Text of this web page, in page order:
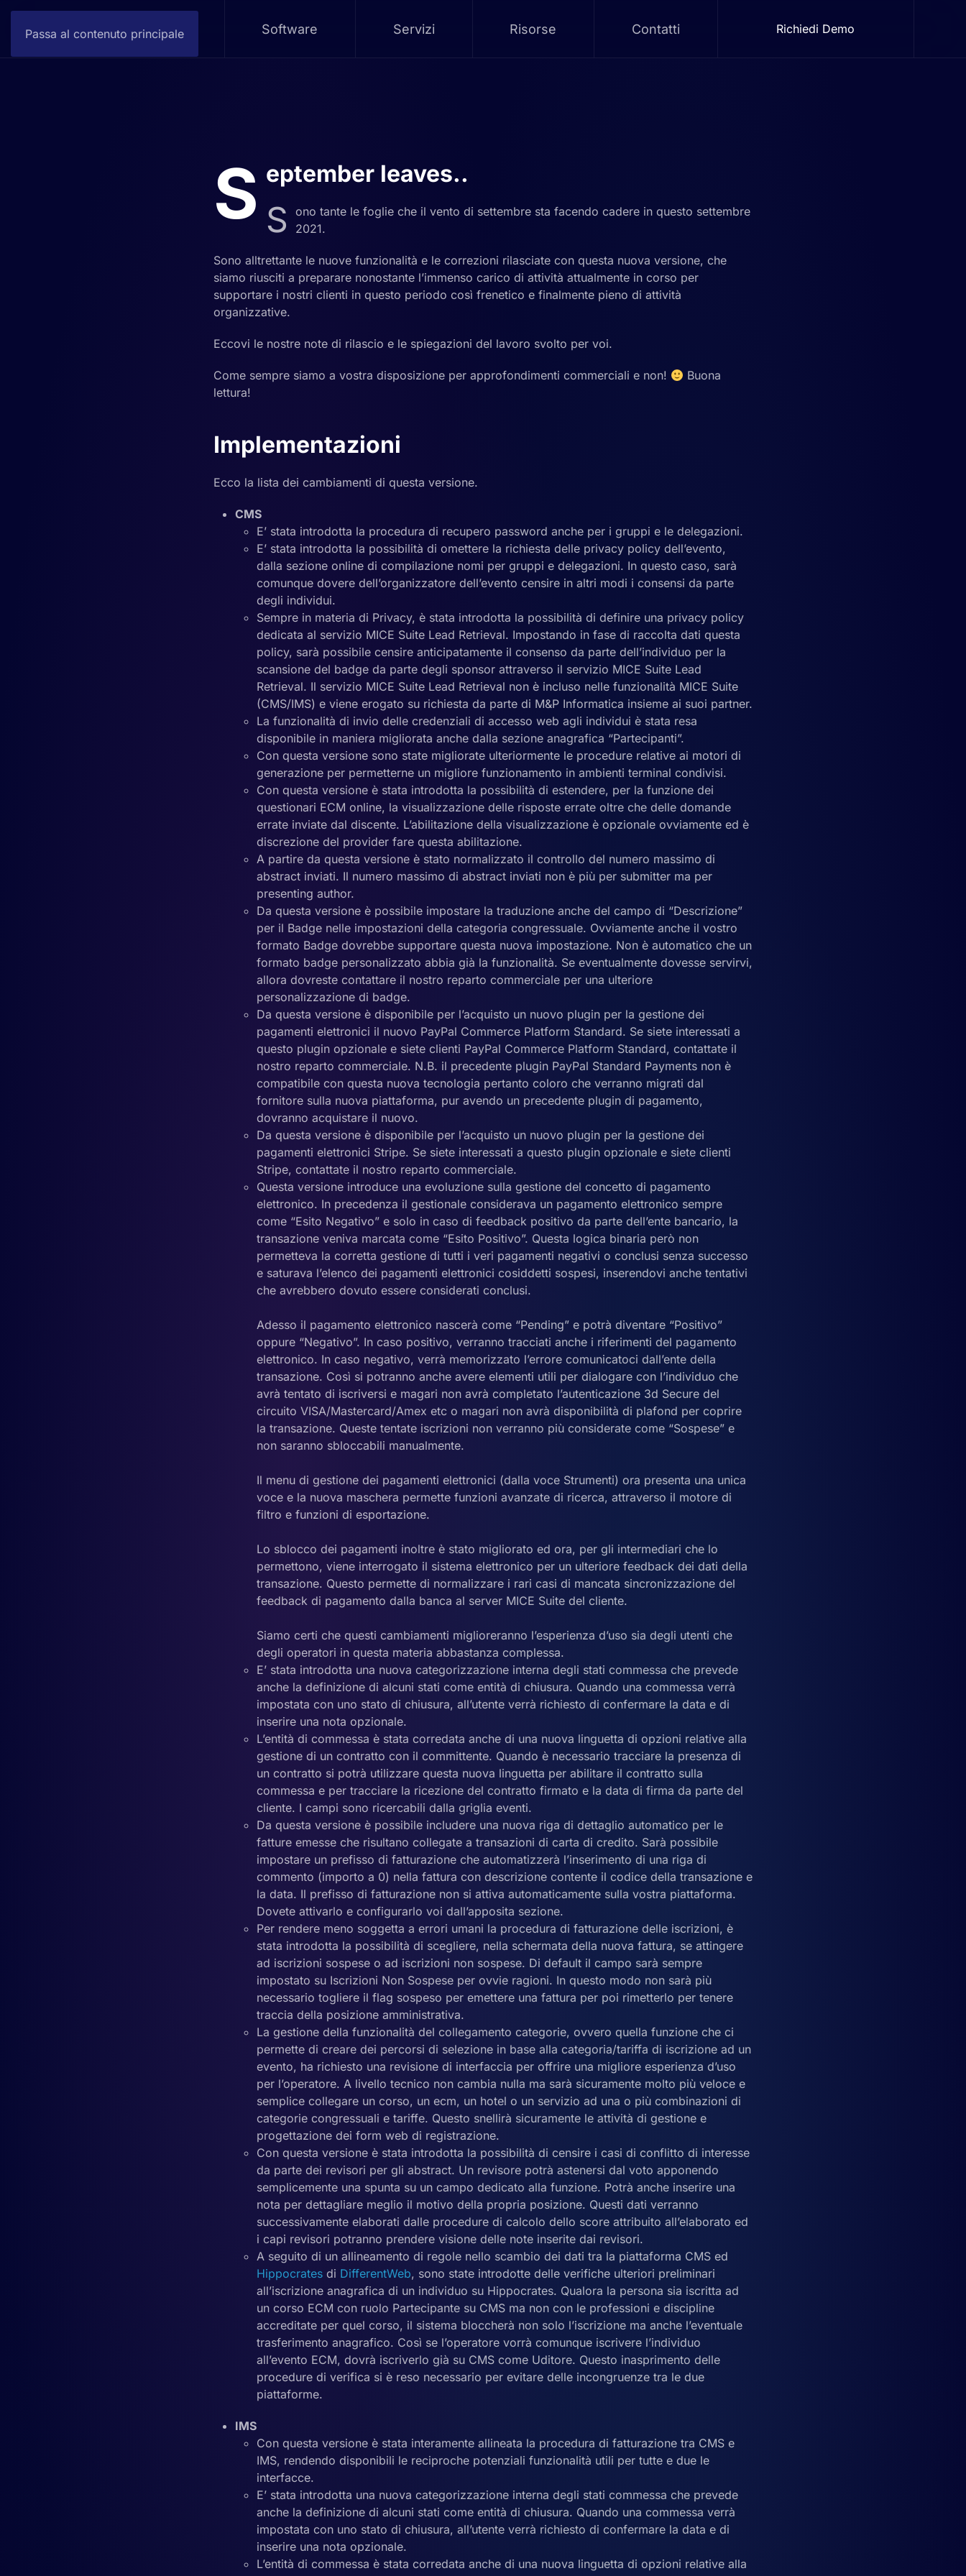
Passa al contenuto principale Software Servizi Risorse Contatti Richiedi Demo
S eptember leaves..
S
ono tante le foglie che il vento di settembre sta facendo cadere in questo settembre
2021.
Sono alltrettante le nuove funzionalità e le correzioni rilasciate con questa nuova versione, che
siamo riusciti a preparare nonostante l’immenso carico di attività attualmente in corso per
supportare i nostri clienti in questo periodo così frenetico e finalmente pieno di attività
organizzative.
Eccovi le nostre note di rilascio e le spiegazioni del lavoro svolto per voi.
Come sempre siamo a vostra disposizione per approfondimenti commerciali e non!
Buona
lettura!
Implementazioni
Ecco la lista dei cambiamenti di questa versione.
CMS
E’ stata introdotta la procedura di recupero password anche per i gruppi e le delegazioni.
E’ stata introdotta la possibilità di omettere la richiesta delle privacy policy dell’evento,
dalla sezione online di compilazione nomi per gruppi e delegazioni. In questo caso, sarà
comunque dovere dell’organizzatore dell’evento censire in altri modi i consensi da parte
degli individui.
Sempre in materia di Privacy, è stata introdotta la possibilità di definire una privacy policy
dedicata al servizio MICE Suite Lead Retrieval. Impostando in fase di raccolta dati questa
policy, sarà possibile censire anticipatamente il consenso da parte dell’individuo per la
scansione del badge da parte degli sponsor attraverso il servizio MICE Suite Lead
Retrieval. Il servizio MICE Suite Lead Retrieval non è incluso nelle funzionalità MICE Suite
(CMS/IMS) e viene erogato su richiesta da parte di M&P Informatica insieme ai suoi partner.
La funzionalità di invio delle credenziali di accesso web agli individui è stata resa
disponibile in maniera migliorata anche dalla sezione anagrafica “Partecipanti”.
Con questa versione sono state migliorate ulteriormente le procedure relative ai motori di
generazione per permetterne un migliore funzionamento in ambienti terminal condivisi.
Con questa versione è stata introdotta la possibilità di estendere, per la funzione dei
questionari ECM online, la visualizzazione delle risposte errate oltre che delle domande
errate inviate dal discente. L’abilitazione della visualizzazione è opzionale ovviamente ed è
discrezione del provider fare questa abilitazione.
A partire da questa versione è stato normalizzato il controllo del numero massimo di
abstract inviati. Il numero massimo di abstract inviati non è più per submitter ma per
presenting author.
Da questa versione è possibile impostare la traduzione anche del campo di “Descrizione”
per il Badge nelle impostazioni della categoria congressuale. Ovviamente anche il vostro
formato Badge dovrebbe supportare questa nuova impostazione. Non è automatico che un
formato badge personalizzato abbia già la funzionalità. Se eventualmente dovesse servirvi,
allora dovreste contattare il nostro reparto commerciale per una ulteriore
personalizzazione di badge.
Da questa versione è disponibile per l’acquisto un nuovo plugin per la gestione dei
pagamenti elettronici il nuovo PayPal Commerce Platform Standard. Se siete interessati a
questo plugin opzionale e siete clienti PayPal Commerce Platform Standard, contattate il
nostro reparto commerciale. N.B. il precedente plugin PayPal Standard Payments non è
compatibile con questa nuova tecnologia pertanto coloro che verranno migrati dal
fornitore sulla nuova piattaforma, pur avendo un precedente plugin di pagamento,
dovranno acquistare il nuovo.
Da questa versione è disponibile per l’acquisto un nuovo plugin per la gestione dei
pagamenti elettronici Stripe. Se siete interessati a questo plugin opzionale e siete clienti
Stripe, contattate il nostro reparto commerciale.
Questa versione introduce una evoluzione sulla gestione del concetto di pagamento
elettronico. In precedenza il gestionale considerava un pagamento elettronico sempre
come “Esito Negativo” e solo in caso di feedback positivo da parte dell’ente bancario, la
transazione veniva marcata come “Esito Positivo”. Questa logica binaria però non
permetteva la corretta gestione di tutti i veri pagamenti negativi o conclusi senza successo
e saturava l’elenco dei pagamenti elettronici cosiddetti sospesi, inserendovi anche tentativi
che avrebbero dovuto essere considerati conclusi.
Adesso il pagamento elettronico nascerà come “Pending” e potrà diventare “Positivo”
oppure “Negativo”. In caso positivo, verranno tracciati anche i riferimenti del pagamento
elettronico. In caso negativo, verrà memorizzato l’errore comunicatoci dall’ente della
transazione. Così si potranno anche avere elementi utili per dialogare con l’individuo che
avrà tentato di iscriversi e magari non avrà completato l’autenticazione 3d Secure del
circuito VISA/Mastercard/Amex etc o magari non avrà disponibilità di plafond per coprire
la transazione. Queste tentate iscrizioni non verranno più considerate come “Sospese” e
non saranno sbloccabili manualmente.
Il menu di gestione dei pagamenti elettronici (dalla voce Strumenti) ora presenta una unica
voce e la nuova maschera permette funzioni avanzate di ricerca, attraverso il motore di
filtro e funzioni di esportazione.
Lo sblocco dei pagamenti inoltre è stato migliorato ed ora, per gli intermediari che lo
permettono, viene interrogato il sistema elettronico per un ulteriore feedback dei dati della
transazione. Questo permette di normalizzare i rari casi di mancata sincronizzazione del
feedback di pagamento dalla banca al server MICE Suite del cliente.
Siamo certi che questi cambiamenti miglioreranno l’esperienza d’uso sia degli utenti che
degli operatori in questa materia abbastanza complessa.
E’ stata introdotta una nuova categorizzazione interna degli stati commessa che prevede
anche la definizione di alcuni stati come entità di chiusura. Quando una commessa verrà
impostata con uno stato di chiusura, all’utente verrà richiesto di confermare la data e di
inserire una nota opzionale.
L’entità di commessa è stata corredata anche di una nuova linguetta di opzioni relative alla
gestione di un contratto con il committente. Quando è necessario tracciare la presenza di
un contratto si potrà utilizzare questa nuova linguetta per abilitare il contratto sulla
commessa e per tracciare la ricezione del contratto firmato e la data di firma da parte del
cliente. I campi sono ricercabili dalla griglia eventi.
Da questa versione è possibile includere una nuova riga di dettaglio automatico per le
fatture emesse che risultano collegate a transazioni di carta di credito. Sarà possibile
impostare un prefisso di fatturazione che automatizzerà l’inserimento di una riga di
commento (importo a 0) nella fattura con descrizione contente il codice della transazione e
la data. Il prefisso di fatturazione non si attiva automaticamente sulla vostra piattaforma.
Dovete attivarlo e configurarlo voi dall’apposita sezione.
Per rendere meno soggetta a errori umani la procedura di fatturazione delle iscrizioni, è
stata introdotta la possibilità di scegliere, nella schermata della nuova fattura, se attingere
ad iscrizioni sospese o ad iscrizioni non sospese. Di default il campo sarà sempre
impostato su Iscrizioni Non Sospese per ovvie ragioni. In questo modo non sarà più
necessario togliere il flag sospeso per emettere una fattura per poi rimetterlo per tenere
traccia della posizione amministrativa.
La gestione della funzionalità del collegamento categorie, ovvero quella funzione che ci
permette di creare dei percorsi di selezione in base alla categoria/tariffa di iscrizione ad un
evento, ha richiesto una revisione di interfaccia per offrire una migliore esperienza d’uso
per l’operatore. A livello tecnico non cambia nulla ma sarà sicuramente molto più veloce e
semplice collegare un corso, un ecm, un hotel o un servizio ad una o più combinazioni di
categorie congressuali e tariffe. Questo snellirà sicuramente le attività di gestione e
progettazione dei form web di registrazione.
Con questa versione è stata introdotta la possibilità di censire i casi di conflitto di interesse
da parte dei revisori per gli abstract. Un revisore potrà astenersi dal voto apponendo
semplicemente una spunta su un campo dedicato alla funzione. Potrà anche inserire una
nota per dettagliare meglio il motivo della propria posizione. Questi dati verranno
successivamente elaborati dalle procedure di calcolo dello score attribuito all’elaborato ed
i capi revisori potranno prendere visione delle note inserite dai revisori.
A seguito di un allineamento di regole nello scambio dei dati tra la piattaforma CMS ed
Hippocrates di DifferentWeb, sono state introdotte delle verifiche ulteriori preliminari
all’iscrizione anagrafica di un individuo su Hippocrates. Qualora la persona sia iscritta ad
un corso ECM con ruolo Partecipante su CMS ma non con le professioni e discipline
accreditate per quel corso, il sistema bloccherà non solo l’iscrizione ma anche l’eventuale
trasferimento anagrafico. Così se l’operatore vorrà comunque iscrivere l’individuo
all’evento ECM, dovrà iscriverlo già su CMS come Uditore. Questo inasprimento delle
procedure di verifica si è reso necessario per evitare delle incongruenze tra le due
piattaforme.
IMS
Con questa versione è stata interamente allineata la procedura di fatturazione tra CMS e
IMS, rendendo disponibili le reciproche potenziali funzionalità utili per tutte e due le
interfacce.
E’ stata introdotta una nuova categorizzazione interna degli stati commessa che prevede
anche la definizione di alcuni stati come entità di chiusura. Quando una commessa verrà
impostata con uno stato di chiusura, all’utente verrà richiesto di confermare la data e di
inserire una nota opzionale.
L’entità di commessa è stata corredata anche di una nuova linguetta di opzioni relative alla